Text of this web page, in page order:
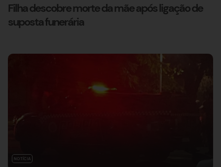
Filha descobre morte da mãe após ligação de
suposta funerária
NOTÍCIA